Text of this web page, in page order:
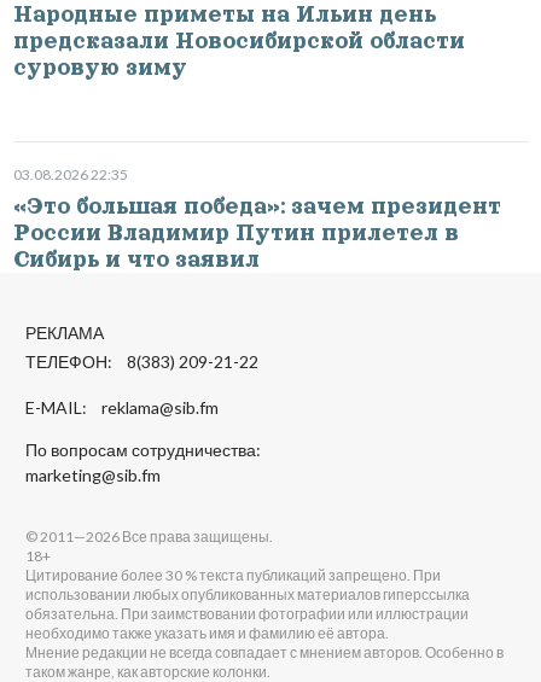
Народные приметы на Ильин день
предсказали Новосибирской области
суровую зиму
03.08.2026 22:35
«Это большая победа»: зачем президент
России Владимир Путин прилетел в
Сибирь и что заявил
РЕКЛАМА
ТЕЛЕФОН: 8(383) 209-21-22
E-MAIL: reklama@sib.fm
По вопросам сотрудничества:
marketing@sib.fm
© 2011—2026 Все права защищены.
18+
Цитирование более 30 % текста публикаций запрещено. При
использовании любых опубликованных материалов гиперссылка
обязательна. При заимствовании фотографии или иллюстрации
необходимо также указать имя и фамилию её автора.
Мнение редакции не всегда совпадает с мнением авторов. Особенно в
таком жанре, как авторские колонки.